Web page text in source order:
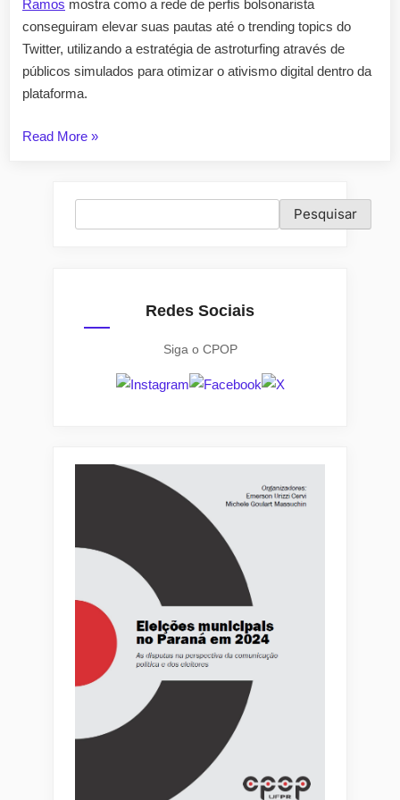
Ramos mostra como a rede de perfis bolsonarista
conseguiram elevar suas pautas até o trending topics do
Twitter, utilizando a estratégia de astroturfing através de
públicos simulados para otimizar o ativismo digital dentro da
plataforma.
Read More“Ativismo
em
»
Pesquisar
Redes Sociais
Siga o CPOP